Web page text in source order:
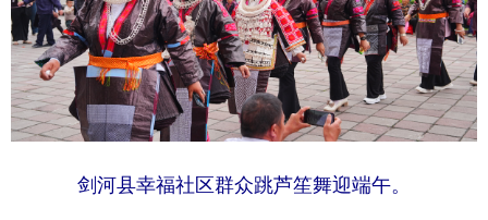
剑河县幸福社区群众跳芦笙舞迎端午。